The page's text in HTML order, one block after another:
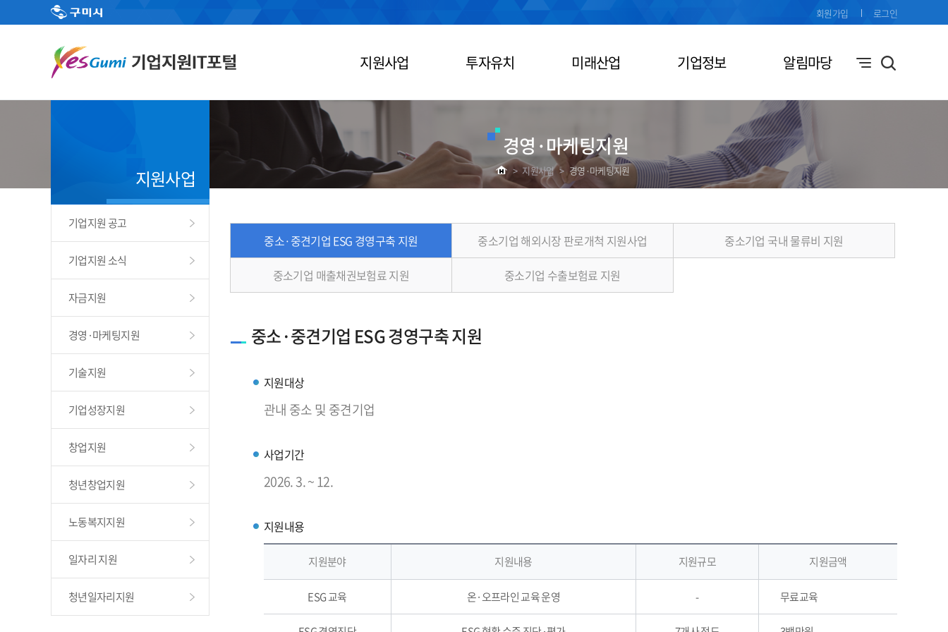
지원사업 투자유치 미래산업 기업정보 알림마당
회원가입 로그인
경영·마케팅지원
> 지원사업 > 경영·마케팅지원
지원사업
기업지원 공고
기업지원 소식
자금지원
경영·마케팅지원
기술지원
기업성장지원
창업지원
청년창업지원
노동복지지원
일자리 지원
청년일자리지원
중소·중견기업 ESG 경영구축 지원 중소기업 해외시장 판로개척 지원사업 중소기업 국내 물류비 지원
중소기업 매출채권보험료 지원 중소기업 수출보험료 지원
중소·중견기업 ESG 경영구축 지원
지원대상
관내 중소 및 중견기업
사업기간
2026. 3. ~ 12.
지원내용
지원분야 지원내용 지원규모 지원금액
ESG 교육 온·오프라인 교육 운영 - 무료교육